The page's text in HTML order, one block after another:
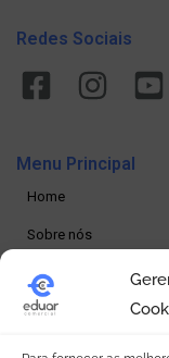
Redes Sociais
Menu Principal
Home
Sobre nós
Produtos
Loja online